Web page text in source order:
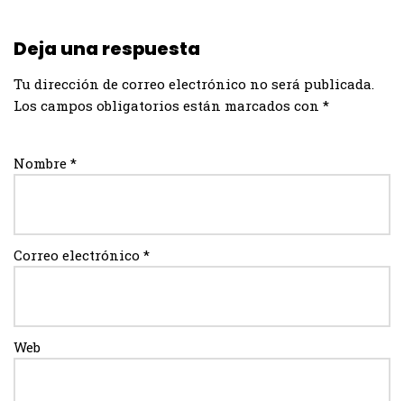
Deja una respuesta
Tu dirección de correo electrónico no será publicada.
Los campos obligatorios están marcados con *
Nombre *
Correo electrónico *
Web